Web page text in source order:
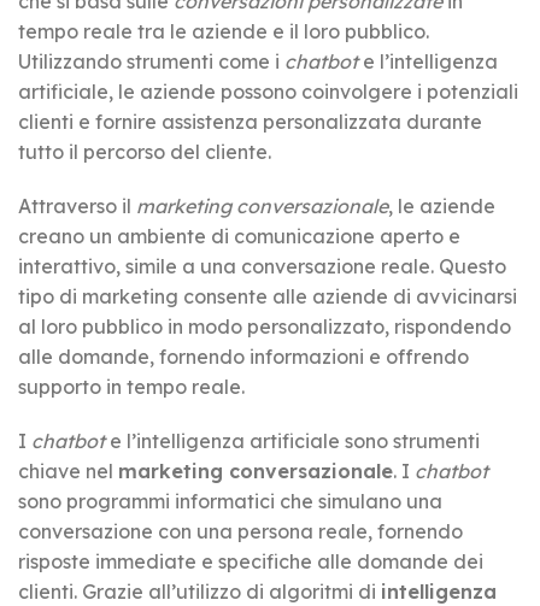
tempo reale tra le aziende e il loro pubblico.
Utilizzando strumenti come i chatbote l’intelligenza
artificiale, le aziende possono coinvolgere i potenziali
clienti e fornire assistenza personalizzata durante
tutto il percorso del cliente.
Attraverso il marketing conversazionale, le aziende
creano un ambiente di comunicazione aperto e
interattivo, simile a una conversazione reale. Questo
tipo di marketing consente alle aziende di avvicinarsi
al loro pubblico in modo personalizzato, rispondendo
alle domande, fornendo informazioni e offrendo
supporto in tempo reale.
I chatbote l’intelligenza artificiale sono strumenti
chiave nel marketing conversazionale. I chatbot
sono programmi informatici che simulano una
conversazione con una persona reale, fornendo
risposte immediate e specifiche alle domande dei
clienti. Grazie all’utilizzo di algoritmi di intelligenza